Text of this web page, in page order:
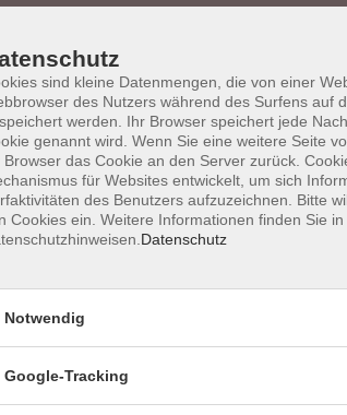
Impressum AGBs
Umgebung e. V.
sind kleine Datenmengen, die von einer
des Nutzers während des Surfens auf
werden. Ihr Browser speichert jede
genannt wird. Wenn Sie eine weitere Seite
Browser das Cookie an den Server zurück.
für Websites entwickelt, um sich
des Benutzers aufzuzeichnen. Bitte
Cookies ein. Weitere Informationen finden Sie
Datenschutz
Notwendig
Google-Tracking